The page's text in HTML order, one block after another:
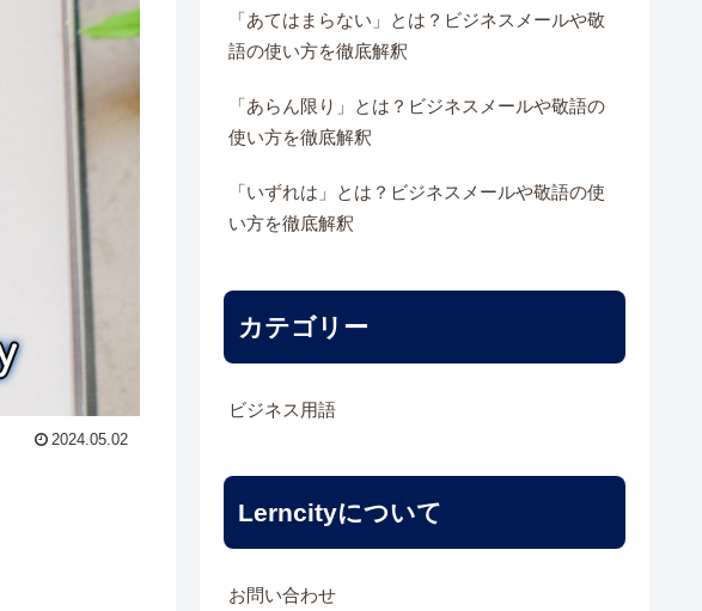
2024.05.02
「あてはまらない」とは？ビジネスメールや敬
語の使い方を徹底解釈
「あらん限り」とは？ビジネスメールや敬語の
使い方を徹底解釈
「いずれは」とは？ビジネスメールや敬語の使
い方を徹底解釈
カテゴリー
ビジネス用語
Lerncityについて
お問い合わせ